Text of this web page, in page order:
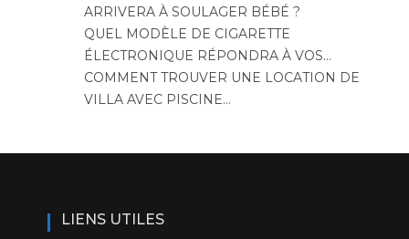
ARRIVERA À SOULAGER BÉBÉ ?
QUEL MODÈLE DE CIGARETTE
ÉLECTRONIQUE RÉPONDRA À VOS…
COMMENT TROUVER UNE LOCATION DE
VILLA AVEC PISCINE…
LIENS UTILES